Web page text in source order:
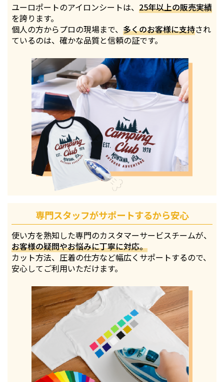
ユーロポートのアイロンシートは、25年以上の販売実績
を誇ります。
個人の方からプロの現場まで、多くのお客様に支持され
ているのは、確かな品質と信頼の証です。
専門スタッフがサポートするから安心
使い方を熟知した専門のカスタマーサービスチームが、
お客様の疑問やお悩みに丁寧に対応。
カット方法、圧着の仕方など幅広くサポートするので、
安心してご利用いただけます。